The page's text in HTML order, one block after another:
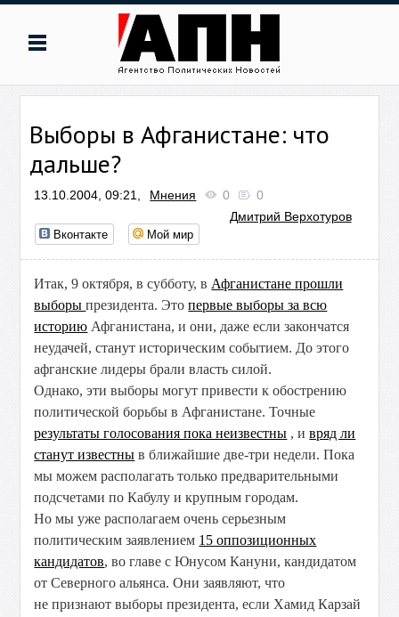
Выборы в Афганистане: что
дальше?
13.10.2004, 09:21, Мнения 0
0
Дмитрий Верхотуров
Вконтакте Мой мир
Итак, 9 октября, в субботу, в Афганистане прошли
выборыпрезидента. Этопервые выборы за всю
историю Афганистана, и они, даже если закончатся
неудачей, станут историческим событием. До этого
афганские лидеры брали власть силой.
Однако, эти выборы могут привести к обострению
политической борьбы в Афганистане. Точные
результаты голосования пока неизвестны , ивряд ли
станут известны в ближайшие две-три недели. Пока
мы можем располагать только предварительными
подсчетами по Кабулу и крупным городам.
Но мы уже располагаем очень серьезным
политическим заявлением 15 оппозиционных
кандидатов, во главе с Юнусом Кануни, кандидатом
от Северного альянса. Они заявляют, что
не признают выборы президента, если Хамид Карзай